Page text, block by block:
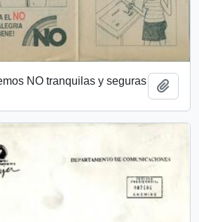
NO tranquilas y seguras